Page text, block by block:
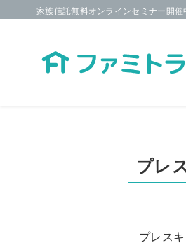
家族信託無料オンラインセミナー開催
プレ
プレス